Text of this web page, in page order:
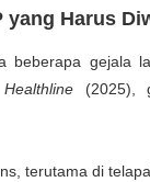
yang Harus
beberapa gejala
Healthline (2025),
terutama di